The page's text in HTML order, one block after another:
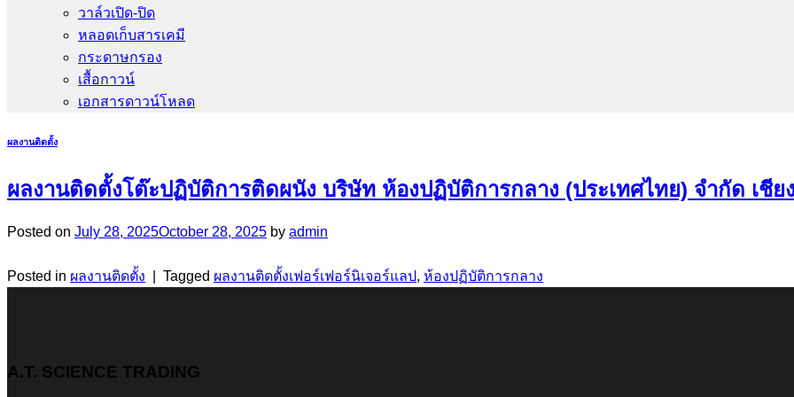
วาล์วเปิด-ปิด
หลอดเก็บสารเคมี
กระดาษกรอง
เสื้อกาวน์
เอกสารดาวน์โหลด
ผลงานติดตั้ง
ผลงานติดตั้งโต๊ะปฏิบัติการติดผนัง บริษัท ห้องปฏิบัติการกลาง (ประเทศไทย) จำกัด เชีย
Posted on July 28, 2025October 28, 2025 by admin
Posted in ผลงานติดตั้ง Tagged ผลงานติดตั้งเฟอร์เฟอร์นิเจอร์แลป, ห้องปฏิบัติการกลาง
A.T. SCIENCE TRADING